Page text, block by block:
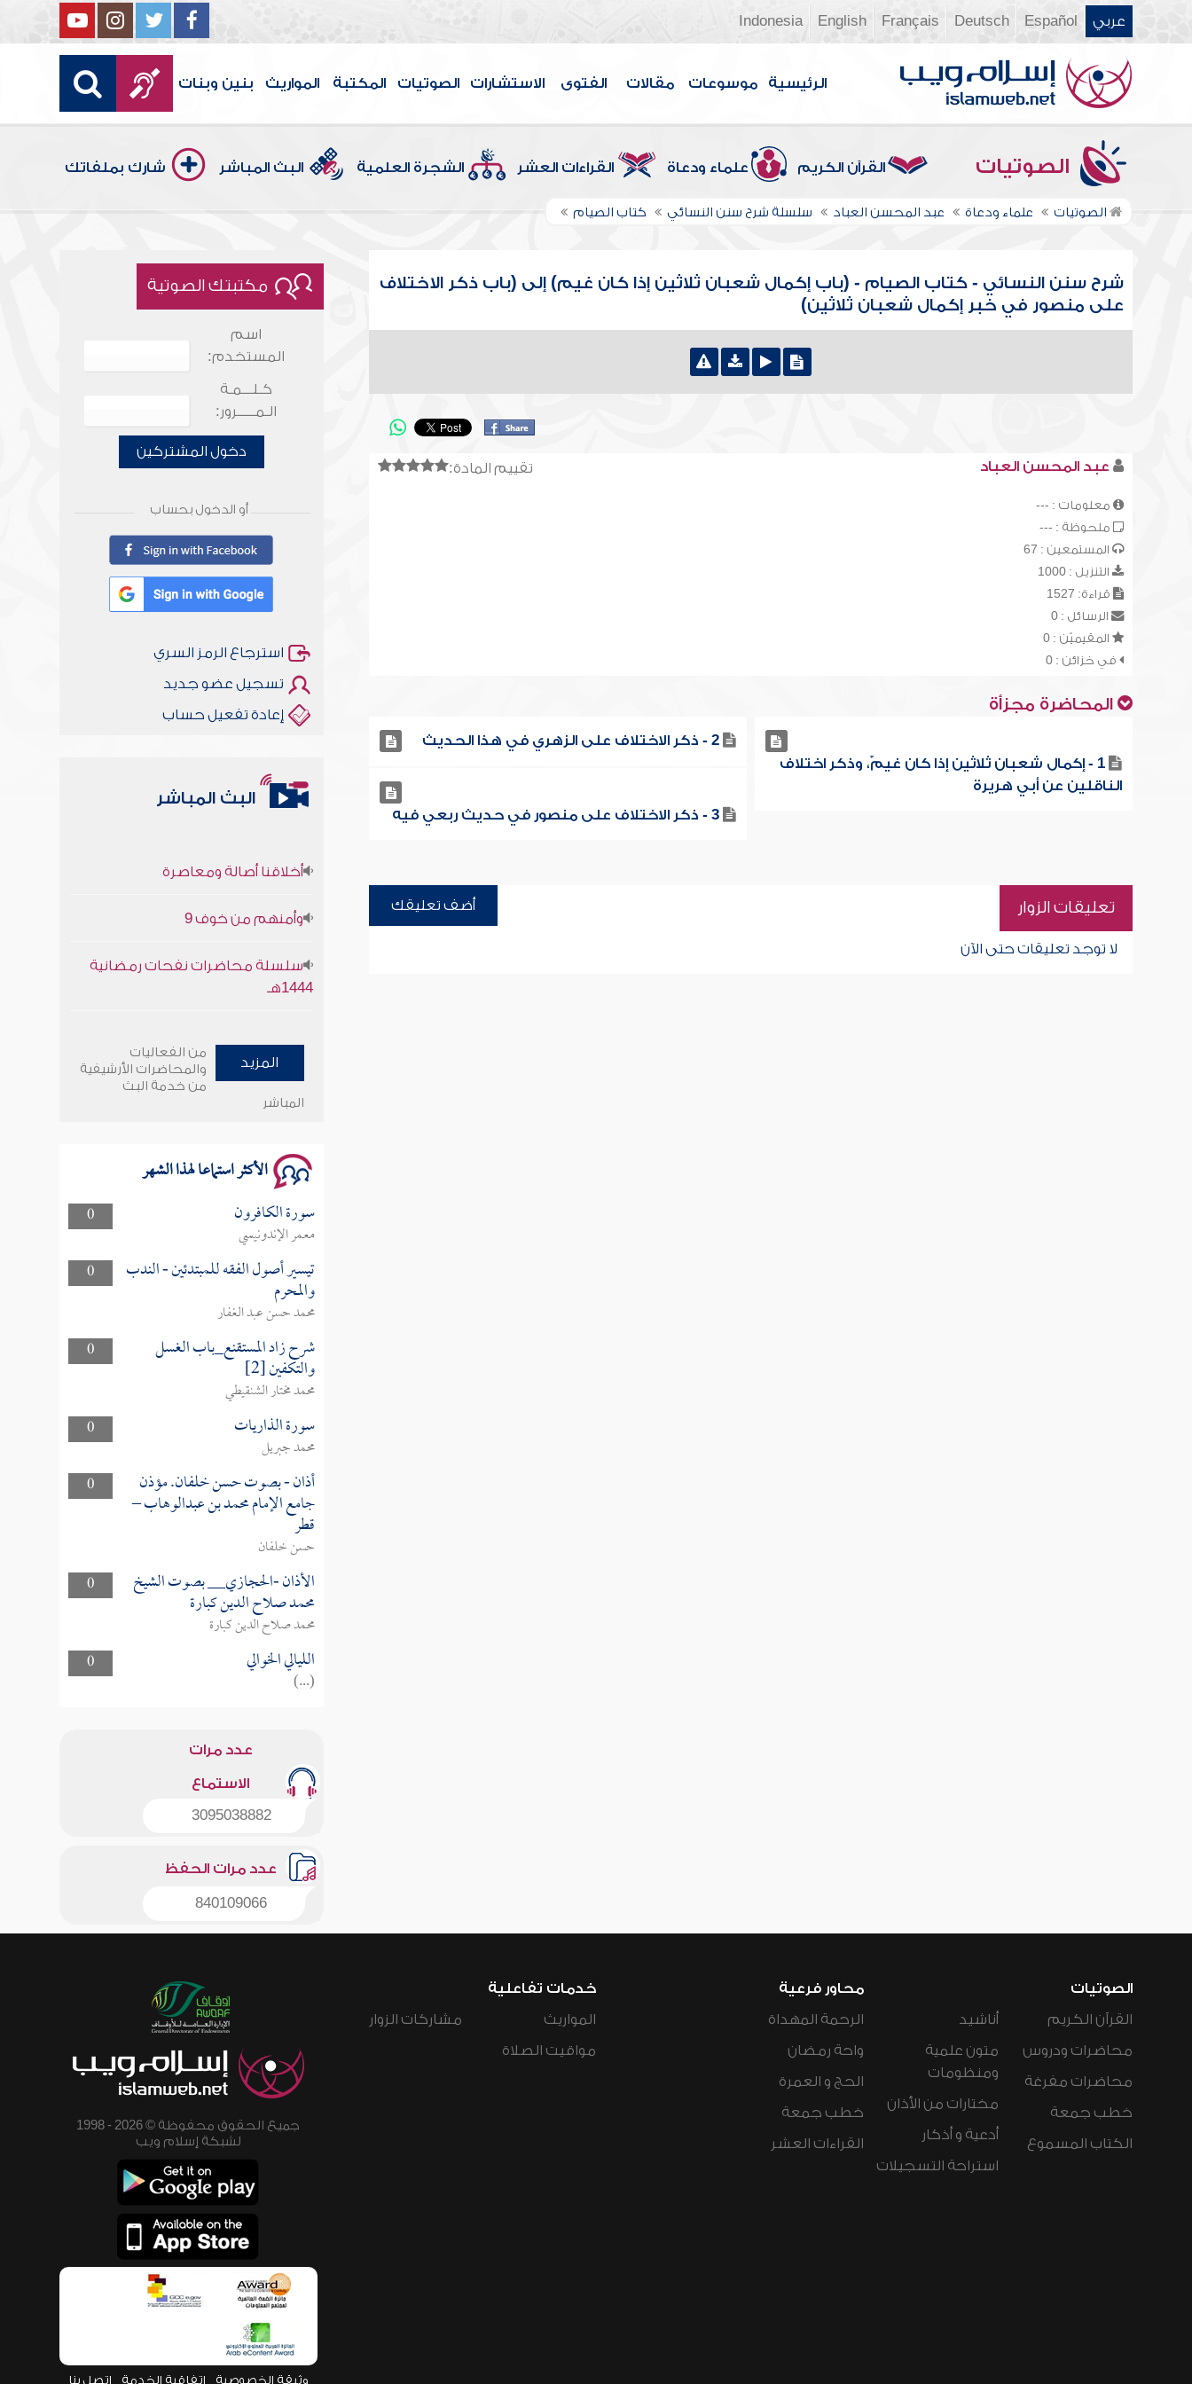
عربي Español
Deutsch
Français
English
Indonesia
الرئيسية موسوعات مقالات الفتوى الاستشارات الصوتيات المكتبة المواريث بنين وبنات
الصوتيات القرآن الكريم علماء ودعاة القراءات العشر الشجرة العلمية البث المباشر شارك بملفاتك
الصوتيات علماء ودعاة عبد المحسن العباد سلسلة شرح سنن النسائي كتاب الصيام
شرح سنن النسائي - كتاب الصيام - (باب إكمال شعبان ثلاثين إذا كان غيم) إلى (باب ذكر الاختلاف
على منصور في خبر إكمال شعبان ثلاثين)
تقييم المادة: عبد المحسن العباد
معلومات : ---
ملحوظة : ---
المستمعين : 67
التنزيل : 1000
قراءة: 1527
الرسائل : 0
المقيميّن : 0
في خزائن : 0
المحاضرة مجزأة
1 - إكمال شعبان ثلاثين إذا كان غيمٌ، وذكر اختلاف
الناقلين عن أبي هريرة
2 - ذكر الاختلاف على الزهري في هذا الحديث
3 - ذكر الاختلاف على منصور في حديث ربعي فيه
تعليقات الزوار أضف تعليقك
لا توجد تعليقات حتى الآن
مكتبتك الصوتية
اسم
المستخدم:
كـلـــمـة
الـمـــــرور:
دخول المشتركين
أو الدخول بحساب
استرجاع الرمز السري
تسجيل عضو جديد
إعادة تفعيل حساب
البث المباشر
1444هـ
وأمنهم من خوف 9
المزيد
من الفعاليات
والمحاضرات الأرشيفية
من خدمة البث
المباشر
الأكثر استماعا لهذا الشهر
0 سورة الكافرون
معمر الإندونيسي
0
تيسير أصول الفقه للمبتدئين - الندب
والمحرم
محمد حسن عبد الغفار
0
شرح زاد المستقنع_باب الغسل
والتكفين [2]
محمد مختار الشنقيطي
0
سورة الذاريات
محمد جبريل
0
أذان - بصوت حسن خلفان. مؤذن
جامع الإمام محمد بن عبدالوهاب –
قطر
حسن خلفان
0
الأذان -الحجازي__ بصوت الشيخ
محمد صلاح الدين كبارة
محمد صلاح الدين كبارة
0
الليالي الخوالي
(...)
عدد مرات
الاستماع
3095038882
عدد مرات الحفظ
840109066
الصوتيات
القرآن الكريم
محاضرات ودروس
محاضرات مفرغة
خطب جمعة
الكتاب المسموع
أناشيد
متون علمية
ومنظومات
مختارات من الأذان
أدعية و أذكار
استراحة التسجيلات
محاور فرعية
الرحمة المهداة
واحة رمضان
الحج و العمرة
خطب جمعة
القراءات العشر
خدمات تفاعلية
المواريث
مواقيت الصلاة
مشاركات الزوار
جميع الحقوق محفوظة © 2026 - 1998
لشبكة إسلام ويب
وثيقة الخصوصية اتفاقية الخدمة اتصل بنا